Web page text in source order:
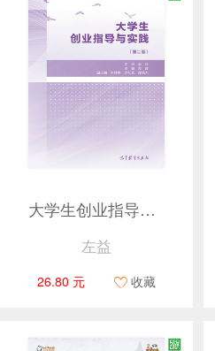
大学生创业指导与实践（第二版）
左益
26.80 元 收藏